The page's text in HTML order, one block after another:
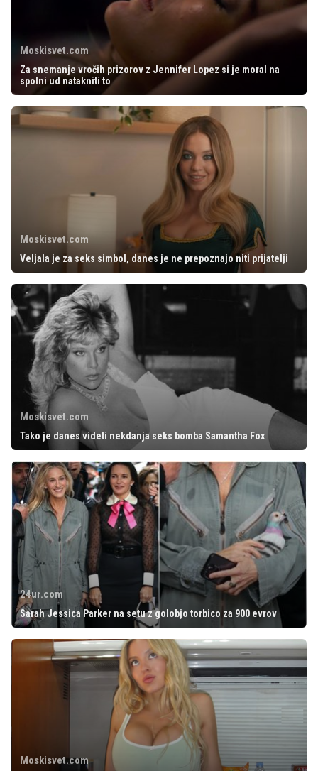
Moskisvet.com
Za snemanje vročih prizorov z Jennifer Lopez si je moral na
spolni ud natakniti to
Moskisvet.com
Veljala je za seks simbol, danes je ne prepoznajo niti prijatelji
Moskisvet.com
Tako je danes videti nekdanja seks bomba Samantha Fox
24ur.com
Sarah Jessica Parker na setu z golobjo torbico za 900 evrov
Moskisvet.com